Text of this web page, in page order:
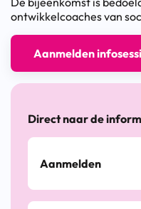
ontwikkelcoaches van
Aanmelden
Direct naar de
Aanmelden